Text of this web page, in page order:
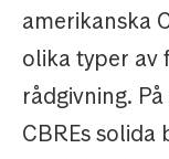
amerikanska
olika typer av
rådgivning.
CBREs